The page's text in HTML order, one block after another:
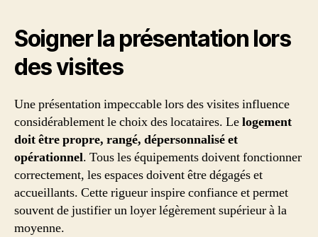
Soigner la présentation lors
des visites
Une présentation impeccable lors des visites influence
considérablement le choix des locataires. Lelogement
doit être propre, rangé, dépersonnalisé et
opérationnel. Tous les équipements doivent fonctionner
correctement, les espaces doivent être dégagés et
accueillants. Cette rigueur inspire confiance et permet
souvent de justifier un loyer légèrement supérieur à la
moyenne.